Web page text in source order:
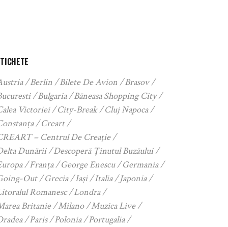
Berlin Bilete De Avion
Brasov
Bulgaria
Băneasa Shopping City
Victoriei
City-Break
Cluj Napoca
Creart
– Centrul De Creație
Dunării
Descoperă Ținutul Buzăului
Franța George Enescu
Germania
Out
Grecia Iași Italia
Japonia
Romanesc
Londra
Britanie
Milano
Muzica Live
Paris Polonia
Portugalia